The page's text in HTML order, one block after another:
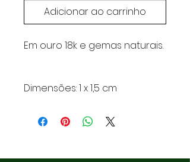
Adicionar ao carrinho
Em ouro 18k e gemas naturais.
Dimensões: 1 x 1,5 cm